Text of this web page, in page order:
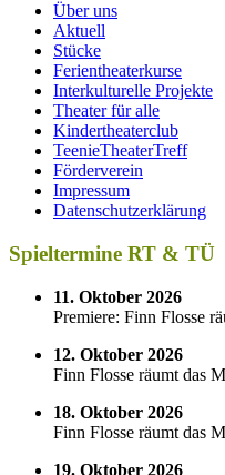
Über uns
Aktuell
Stücke
Ferientheaterkurse
Interkulturelle Projekte
Theater für alle
Kindertheaterclub
TeenieTheaterTreff
Förderverein
Impressum
Datenschutzerklärung
Spieltermine RT & TÜ
11. Oktober 2026
Premiere: Finn Flosse
12. Oktober 2026
Finn Flosse räumt das
18. Oktober 2026
Finn Flosse räumt das
19. Oktober 2026